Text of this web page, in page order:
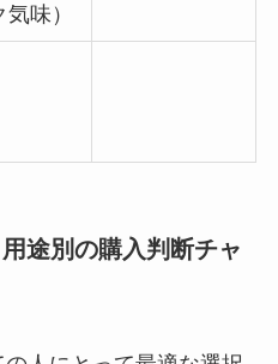
味）
途別の購入判断チャ